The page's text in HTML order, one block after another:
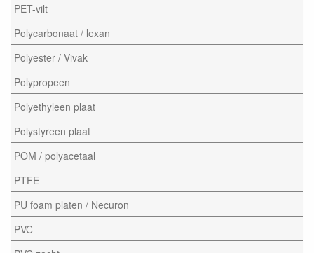
PET-vilt
Polycarbonaat / lexan
Polyester / Vivak
Polypropeen
Polyethyleen plaat
Polystyreen plaat
POM / polyacetaal
PTFE
PU foam platen / Necuron
PVC